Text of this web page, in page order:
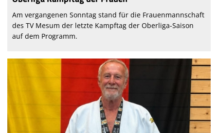
Am vergangenen Sonntag stand für die Frauenmannschaft
des TV Mesum der letzte Kampftag der Oberliga-Saison
auf dem Programm.